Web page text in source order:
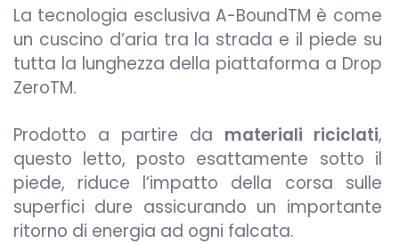
La tecnologia esclusiva A-BoundTM è come
un cuscino d’aria tra la strada e il piede su
tutta la lunghezza della piattaforma a Drop
ZeroTM.
Prodotto a partire da materiali riciclati,
questo letto, posto esattamente sotto il
piede, riduce l’impatto della corsa sulle
superfici dure assicurando un importante
ritorno di energia ad ogni falcata.